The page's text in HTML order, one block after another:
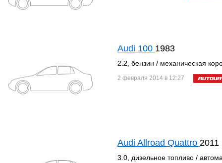
Audi 100 1983
2.2, бензин / механическая
2 февраля 2014 в 12:27
Audi Allroad Quattro 2011
3.0, дизельное топливо /